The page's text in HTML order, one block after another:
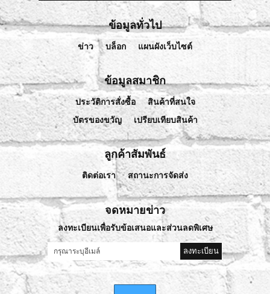
ข้อมูลทั่วไป
ข่าว บล็อก แผนผังเว็บไซต์
ข้อมูลสมาชิก
ประวัติการสั่งซื้อ
สินค้าที่สนใจ
บัตรของขวัญ
เปรียบเทียบสินค้า
ลูกค้าสัมพันธ์
ติดต่อเรา สถานะการจัดส่ง
จดหมายข่าว
ลงทะเบียนเพื่อรับข้อเสนอและส่วนลดพิเศษ
ลงทะเบียน